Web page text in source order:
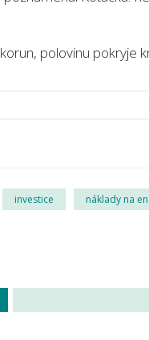
polovinu pokryje
investice náklady na